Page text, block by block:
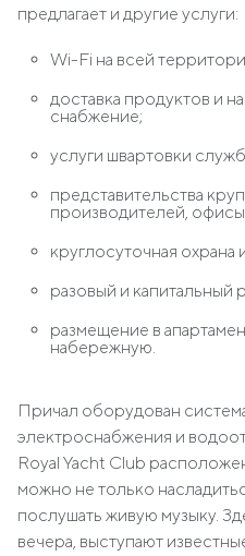
предлагает и другие услуги:
Wi-Fi на всей
доставка продуктов и
снабжение;
услуги швартовки
представительства
производителей,
круглосуточная
разовый и капитальный
размещение в
набережную.
Причал оборудован
электроснабжения и
Royal Yacht Club
можно не только
послушать живую музыку.
вечера, выступают